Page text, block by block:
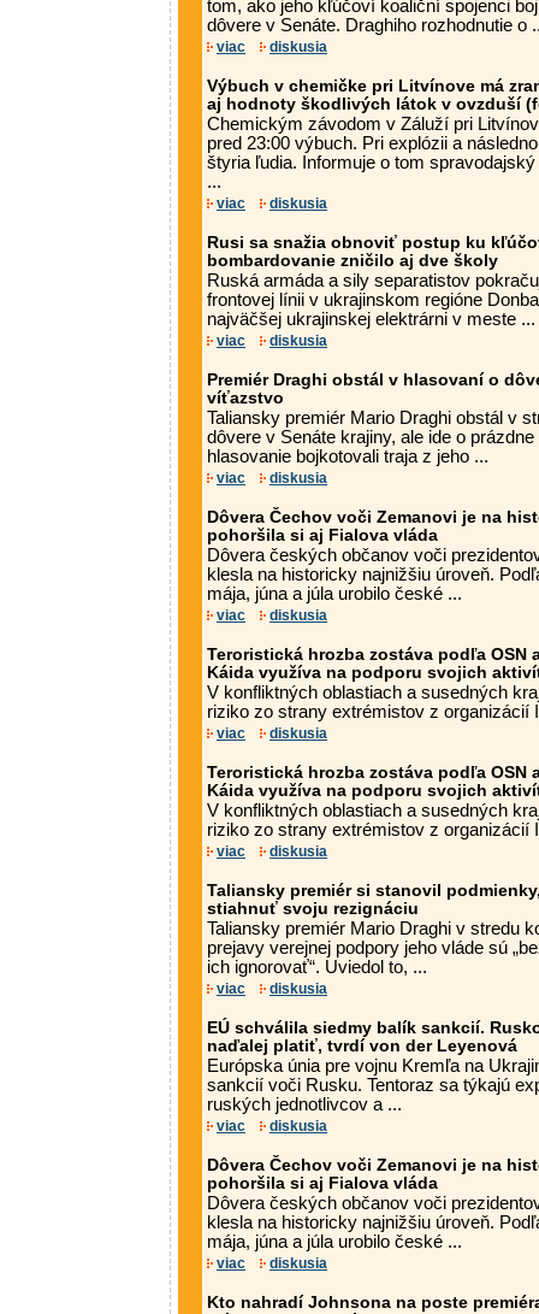
tom, ako jeho kľúčoví koaliční spojenci
dôvere v Senáte. Draghiho rozhodnutie o
viac diskusia
Výbuch v chemičke pri Litvínove má
aj hodnoty škodlivých látok v ovzduší
Chemickým závodom v Záluží pri
pred 23:00 výbuch. Pri explózii a
štyria ľudia. Informuje o tom
...
viac diskusia
Rusi sa snažia obnoviť postup ku
bombardovanie zničilo aj dve školy
Ruská armáda a sily separatistov
frontovej línii v ukrajinskom regióne
najväčšej ukrajinskej elektrárni v meste ...
viac diskusia
Premiér Draghi obstál v hlasovaní o
víťazstvo
Taliansky premiér Mario Draghi obstál v
dôvere v Senáte krajiny, ale ide o
hlasovanie bojkotovali traja z jeho ...
viac diskusia
Dôvera Čechov voči Zemanovi je na
pohoršila si aj Fialova vláda
Dôvera českých občanov voči
klesla na historicky najnižšiu úroveň.
mája, júna a júla urobilo české ...
viac diskusia
Teroristická hrozba zostáva podľa OSN
Káida využíva na podporu svojich
V konfliktných oblastiach a susedných
riziko zo strany extrémistov z organizácií
viac diskusia
Teroristická hrozba zostáva podľa OSN
Káida využíva na podporu svojich
V konfliktných oblastiach a susedných
riziko zo strany extrémistov z organizácií
viac diskusia
Taliansky premiér si stanovil
stiahnuť svoju rezignáciu
Taliansky premiér Mario Draghi v stredu
prejavy verejnej podpory jeho vláde sú
ich ignorovať“. Uviedol to, ...
viac diskusia
EÚ schválila siedmy balík sankcií.
naďalej platiť, tvrdí von der Leyenová
Európska únia pre vojnu Kremľa na
sankcií voči Rusku. Tentoraz sa týkajú
ruských jednotlivcov a ...
viac diskusia
Dôvera Čechov voči Zemanovi je na
pohoršila si aj Fialova vláda
Dôvera českých občanov voči
klesla na historicky najnižšiu úroveň.
mája, júna a júla urobilo české ...
viac diskusia
Kto nahradí Johnsona na poste